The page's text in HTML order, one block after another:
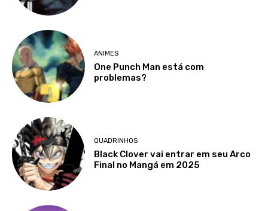
ANIMES
One Punch Man está com
problemas?
QUADRINHOS
Black Clover vai entrar em seu Arco
Final no Mangá em 2025